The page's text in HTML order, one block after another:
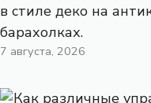
в стиле деко на
барахолках.
7 августа, 2026